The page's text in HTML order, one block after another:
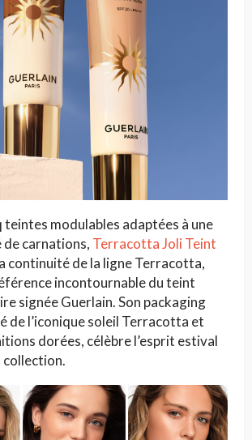
teintes modulables adaptées à une
carnations, Terracotta Joli Teint
continuité de la ligne Terracotta,
incontournable du teint
signée Guerlain. Son packaging
de l’iconique soleil Terracotta et
dorées, célèbre l’esprit estival
collection.